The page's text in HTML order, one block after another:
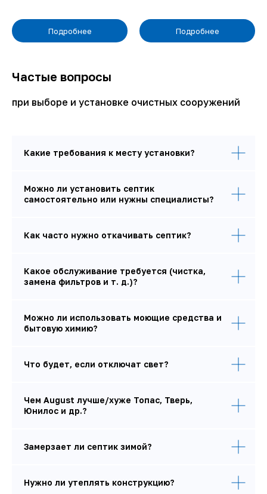
Подробнее Подробнее
Частые вопросы
при выборе и установке очистных сооружений
Какие требования к месту установки?
Можно ли установить септик
самостоятельно или нужны специалисты?
Как часто нужно откачивать септик?
Какое обслуживание требуется (чистка,
замена фильтров и т. д.)?
Можно ли использовать моющие средства и
бытовую химию?
Что будет, если отключат свет?
Чем August лучше/хуже Топас, Тверь,
Юнилос и др.?
Замерзает ли септик зимой?
Нужно ли утеплять конструкцию?
ИП Кравченко Александр Анатольевич
Политика обработки персональных данных
Публичная оферта
Кирпичный Завод МПС, 9
офис 15